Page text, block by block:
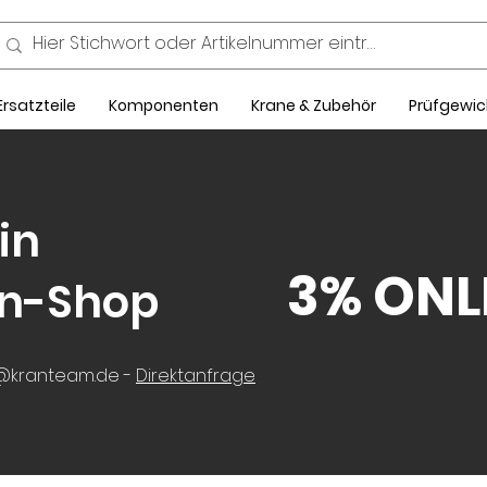
Komponenten Krane & Zubehör
Shop
- Direktanfrage
3%